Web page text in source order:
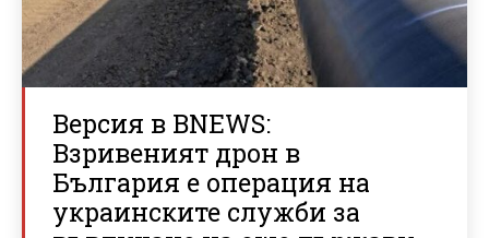
Версия в BNEWS:
Взривеният дрон в
България е операция на
украинските служби за